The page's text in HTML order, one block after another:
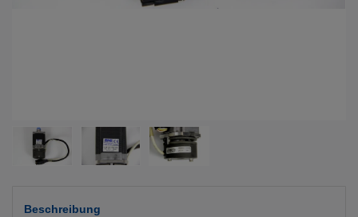
Beschreibung